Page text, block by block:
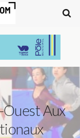
Aux